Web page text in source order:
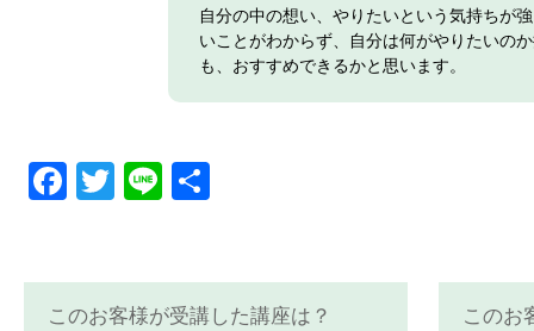
自分の中の想い、やりたいという気持ちが
いことがわからず、自分は何がやりたいの
も、おすすめできるかと思います。
Facebook
Twitter
Line
このお客様が受講した講座は？ このお